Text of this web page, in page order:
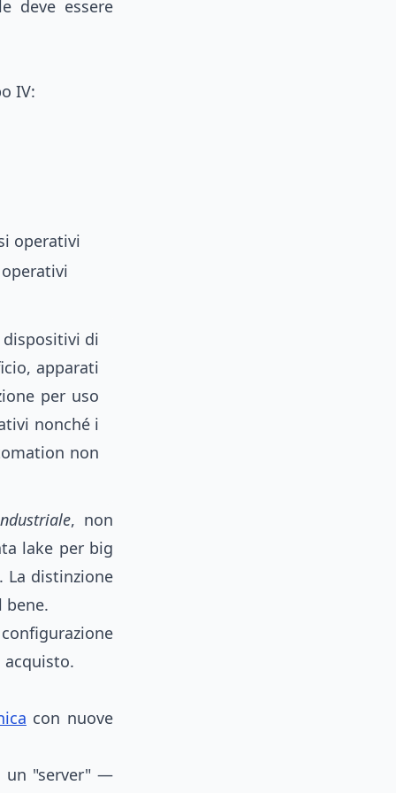
deve essere
IV:
operativi
dispositivi di
apparati
per uso
nonché i
non
, non
lake per big
La distinzione
con nuove
un "server" —